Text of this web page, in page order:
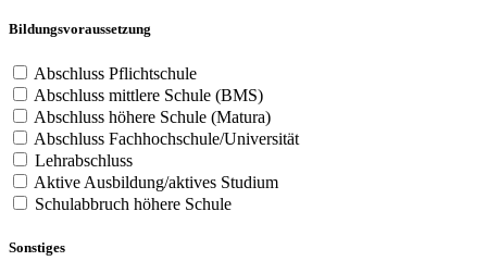
Bildungsvoraussetzung
Abschluss Pflichtschule
Abschluss mittlere Schule (BMS)
Abschluss höhere Schule (Matura)
Abschluss Fachhochschule/Universität
Lehrabschluss
Aktive Ausbildung/aktives Studium
Schulabbruch höhere Schule
Sonstiges